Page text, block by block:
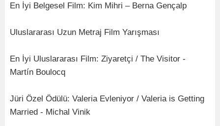
En İyi Belgesel Film: Kim Mihri – Berna Gençalp
Uluslararası Uzun Metraj Film Yarışması
En İyi Uluslararası Film: Ziyaretçi / The Visitor -
Martín Boulocq
Jüri Özel Ödülü: Valeria Evleniyor / Valeria is Getting
Married - Michal Vinik